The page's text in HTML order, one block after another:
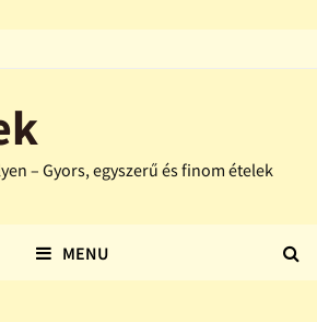
– Gyors, egyszerű és finom ételek
MENU